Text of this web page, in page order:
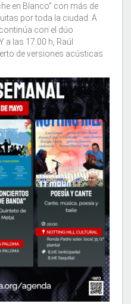
en Blanco” con más de
por toda la ciudad. A
con el dúo
las 17:00 h, Raúl
de versiones acústicas